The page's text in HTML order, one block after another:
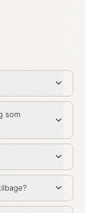
som